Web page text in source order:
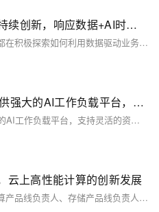
阿里云吴结生：高性能计算持续创新，响应数据+AI时代的多元化负载需求
在数字化转型的大潮中，每家公司都在积极探索如何利用数据驱动业务增长，而AI技术的快速发展更是加速了这一进程。
阿里云弹性计算（ECS）提供强大的AI工作负载平台，支持灵活的资源配置与高性能计算，适用于AI训练与推理
阿里云弹性计算（ECS）提供强大的AI工作负载平台，支持灵活的资源配置与高性能计算，适用于AI训练与推理。通过合理优化资源分配、利用自动伸缩及高效数据管理，ECS能显著提升AI系统的性能与效率，降低运营成本，助力科研与企业用户在AI领域取得突破。
云上高性能计算的创新发展
在阿里云智能集团副总裁，弹性计算产品线负责人、存储产品线负责人 吴结生看来，如今已经有很多行业应用了高性能计算，且高性能计算的负载正呈现出多样化发展的趋势，“当下，很多基础模型的预训练、自动驾驶、生命科学，以及工业制造、半导体芯片等行业和领域都应用了高性能计算。”吴结生指出。